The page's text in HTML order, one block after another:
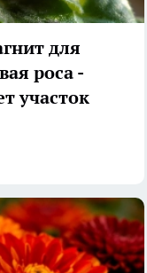
для
роса -
участок